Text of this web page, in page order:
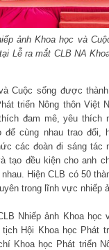
ảnh Khoa học và
Lễ ra mắt CLB NA
Cuộc sống được
triển Nông thôn Việt
đam mê, yêu thích
để cùng nhau trao đổi,
các đoàn đi sáng tác
tạo đều kiện cho anh
Hiện CLB có 50
trong lĩnh vực nhiếp
Nhiếp ảnh Khoa học
Hội Khoa học Phát
Khoa học Phát triển